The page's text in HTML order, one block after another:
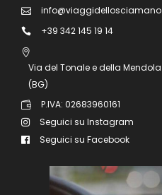
+39 342 145 19 14
Via del Tonale e della
(BG)
P.IVA: 02683960161
Seguici su Instagram
Seguici su Facebook